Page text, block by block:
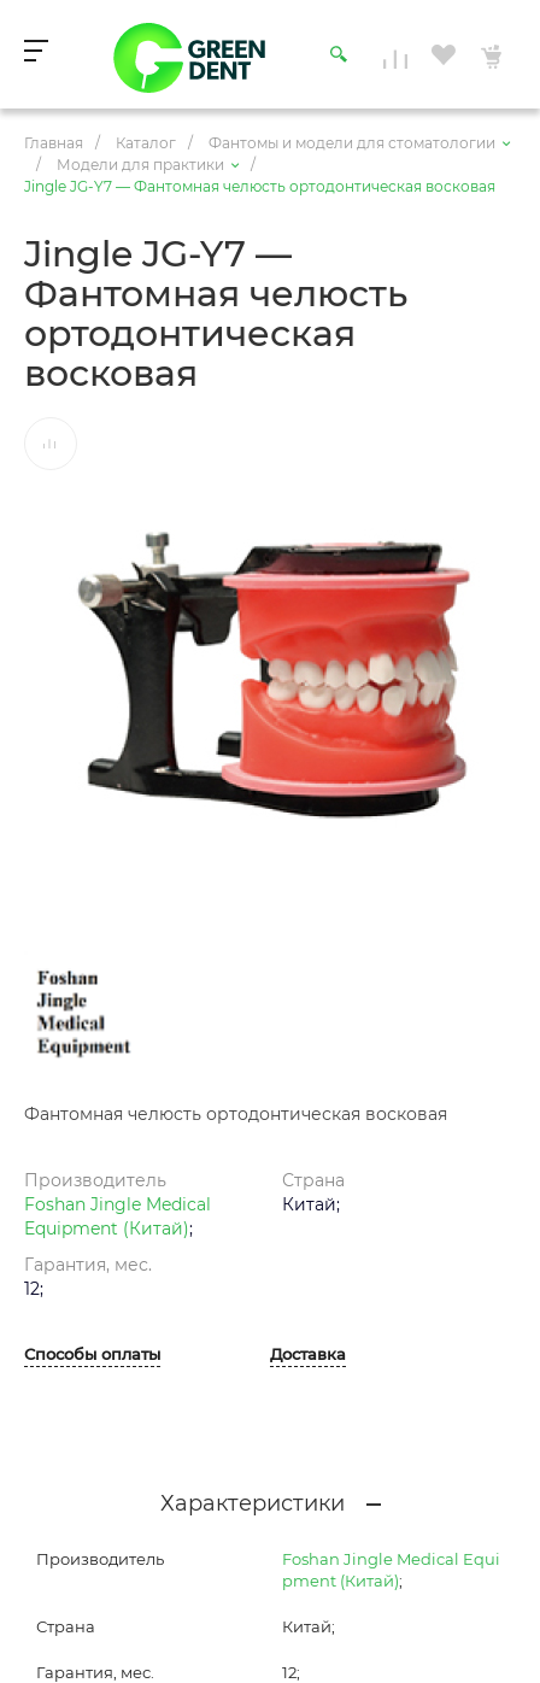
Главная / Каталог /
Фантомы и модели для стоматологии
/
Модели для практики
/
Jingle JG-Y7 — Фантомная челюсть ортодонтическая восковая
Jingle JG-Y7 —
Фантомная челюсть
ортодонтическая
восковая
Фантомная челюсть ортодонтическая восковая
Производитель
Foshan Jingle Medical
Equipment (Китай);
Страна
Китай;
Гарантия, мес.
12;
Способы оплаты Доставка
Характеристики
Производитель
Foshan Jingle Medical Equi
pment (Китай);
Страна Китай;
Гарантия, мес. 12;